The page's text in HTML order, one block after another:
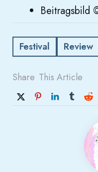
Beitragsbild
Festival Review
Share This Article